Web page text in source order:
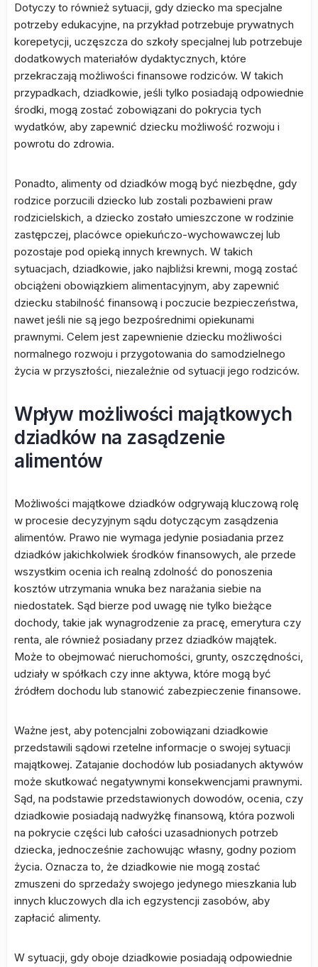
Dotyczy to również sytuacji, gdy dziecko ma specjalne
potrzeby edukacyjne, na przykład potrzebuje prywatnych
korepetycji, uczęszcza do szkoły specjalnej lub potrzebuje
dodatkowych materiałów dydaktycznych, które
przekraczają możliwości finansowe rodziców. W takich
przypadkach, dziadkowie, jeśli tylko posiadają odpowiednie
środki, mogą zostać zobowiązani do pokrycia tych
wydatków, aby zapewnić dziecku możliwość rozwoju i
powrotu do zdrowia.
Ponadto, alimenty od dziadków mogą być niezbędne, gdy
rodzice porzucili dziecko lub zostali pozbawieni praw
rodzicielskich, a dziecko zostało umieszczone w rodzinie
zastępczej, placówce opiekuńczo-wychowawczej lub
pozostaje pod opieką innych krewnych. W takich
sytuacjach, dziadkowie, jako najbliżsi krewni, mogą zostać
obciążeni obowiązkiem alimentacyjnym, aby zapewnić
dziecku stabilność finansową i poczucie bezpieczeństwa,
nawet jeśli nie są jego bezpośrednimi opiekunami
prawnymi. Celem jest zapewnienie dziecku możliwości
normalnego rozwoju i przygotowania do samodzielnego
życia w przyszłości, niezależnie od sytuacji jego rodziców.
Wpływ możliwości majątkowych
dziadków na zasądzenie
alimentów
Możliwości majątkowe dziadków odgrywają kluczową rolę
w procesie decyzyjnym sądu dotyczącym zasądzenia
alimentów. Prawo nie wymaga jedynie posiadania przez
dziadków jakichkolwiek środków finansowych, ale przede
wszystkim ocenia ich realną zdolność do ponoszenia
kosztów utrzymania wnuka bez narażania siebie na
niedostatek. Sąd bierze pod uwagę nie tylko bieżące
dochody, takie jak wynagrodzenie za pracę, emerytura czy
renta, ale również posiadany przez dziadków majątek.
Może to obejmować nieruchomości, grunty, oszczędności,
udziały w spółkach czy inne aktywa, które mogą być
źródłem dochodu lub stanowić zabezpieczenie finansowe.
Ważne jest, aby potencjalni zobowiązani dziadkowie
przedstawili sądowi rzetelne informacje o swojej sytuacji
majątkowej. Zatajanie dochodów lub posiadanych aktywów
może skutkować negatywnymi konsekwencjami prawnymi.
Sąd, na podstawie przedstawionych dowodów, ocenia, czy
dziadkowie posiadają nadwyżkę finansową, która pozwoli
na pokrycie części lub całości uzasadnionych potrzeb
dziecka, jednocześnie zachowując własny, godny poziom
życia. Oznacza to, że dziadkowie nie mogą zostać
zmuszeni do sprzedaży swojego jedynego mieszkania lub
innych kluczowych dla ich egzystencji zasobów, aby
zapłacić alimenty.
W sytuacji, gdy oboje dziadkowie posiadają odpowiednie